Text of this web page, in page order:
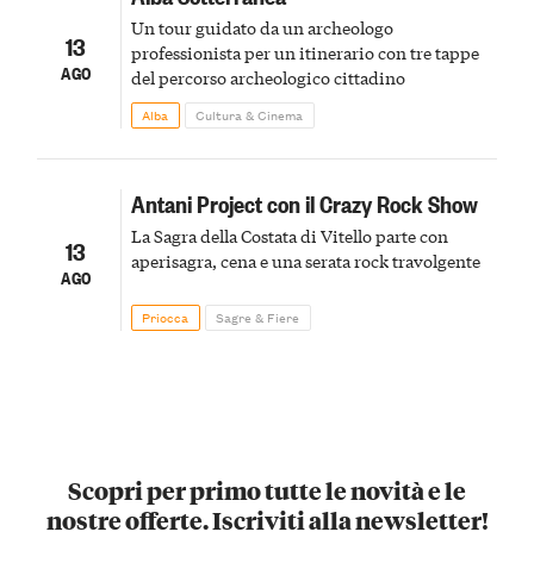
13
AGO
Un tour guidato da un archeologo
professionista per un itinerario con tre tappe
del percorso archeologico cittadino
Alba Cultura & Cinema
13
AGO
Antani Project con il Crazy Rock Show
La Sagra della Costata di Vitello parte con
aperisagra, cena e una serata rock travolgente
Priocca Sagre & Fiere
Scopri per primo tutte le novità e le
nostre offerte. Iscriviti alla newsletter!